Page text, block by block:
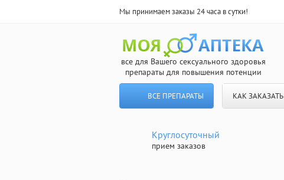
Мы принимаем заказы 24 часа в сутки!
все для Вашего сексуального здоровья
препараты для повышения потенции
ВСЕ ПРЕПАРАТЫ КАК ЗАКАЗАТЬ
Круглосуточный
прием заказов